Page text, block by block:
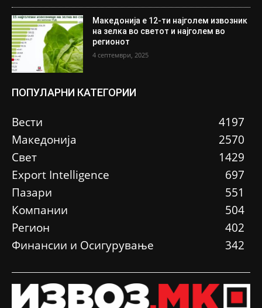
Македонија е 12-ти најголем извозник
на зелка во светот и најголем во
регионот
4 септември, 2025
ПОПУЛАРНИ КАТЕГОРИИ
Вести
4197
Македонија
2570
Свет
1429
Еxport Intelligence
697
Пазари
551
Компании
504
Регион
402
Финансии и Осигурување
342